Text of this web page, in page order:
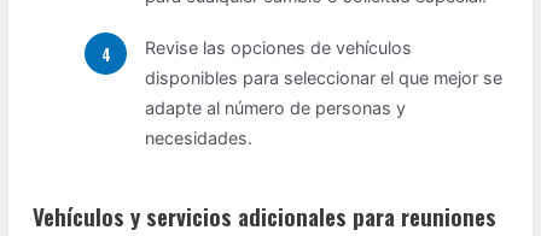
Revise las opciones de vehículos
disponibles para seleccionar el que mejor se
adapte al número de personas y
necesidades.
Vehículos y servicios adicionales para reuniones